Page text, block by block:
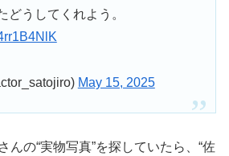
どうしてくれよう。
May 15, 2025
んの“実物写真”を探していたら、“佐